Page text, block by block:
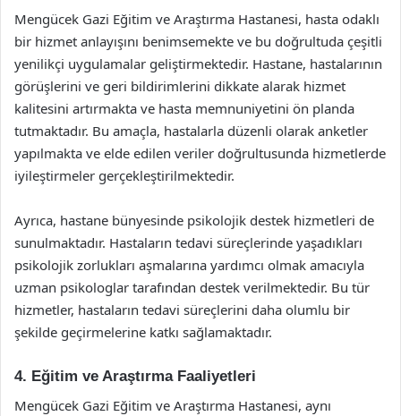
Mengücek Gazi Eğitim ve Araştırma Hastanesi, hasta odaklı
bir hizmet anlayışını benimsemekte ve bu doğrultuda çeşitli
yenilikçi uygulamalar geliştirmektedir. Hastane, hastalarının
görüşlerini ve geri bildirimlerini dikkate alarak hizmet
kalitesini artırmakta ve hasta memnuniyetini ön planda
tutmaktadır. Bu amaçla, hastalarla düzenli olarak anketler
yapılmakta ve elde edilen veriler doğrultusunda hizmetlerde
iyileştirmeler gerçekleştirilmektedir.
Ayrıca, hastane bünyesinde psikolojik destek hizmetleri de
sunulmaktadır. Hastaların tedavi süreçlerinde yaşadıkları
psikolojik zorlukları aşmalarına yardımcı olmak amacıyla
uzman psikologlar tarafından destek verilmektedir. Bu tür
hizmetler, hastaların tedavi süreçlerini daha olumlu bir
şekilde geçirmelerine katkı sağlamaktadır.
4. Eğitim ve Araştırma Faaliyetleri
Mengücek Gazi Eğitim ve Araştırma Hastanesi, aynı